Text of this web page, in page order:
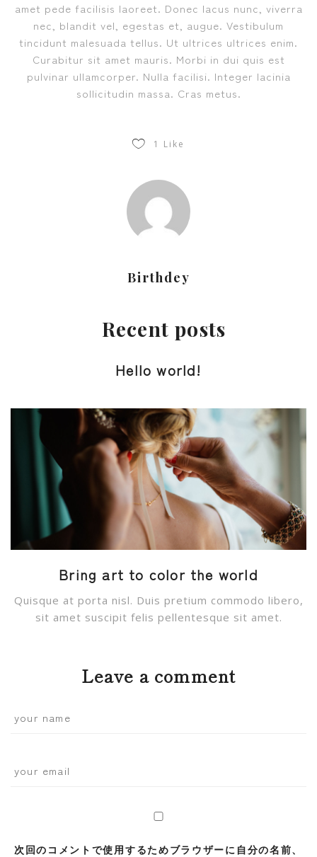
amet pede facilisis laoreet. Donec lacus nunc, viverra
nec, blandit vel, egestas et, augue. Vestibulum
tincidunt malesuada tellus. Ut ultrices ultrices enim.
Curabitur sit amet mauris. Morbi in dui quis est
pulvinar ullamcorper. Nulla facilisi. Integer lacinia
sollicitudin massa. Cras metus.
1 Like
Birthdey
Recent posts
Hello world!
Bring art to color the world
Quisque at porta nisl. Duis pretium commodo libero,
sit amet suscipit felis pellentesque sit amet.
Leave a comment
次回のコメントで使用するためブラウザーに自分の名前、